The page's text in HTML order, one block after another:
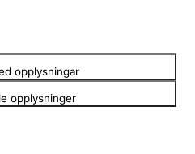
opplysningar
opplysninger